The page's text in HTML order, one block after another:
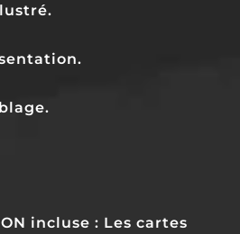
incluse : Les cartes